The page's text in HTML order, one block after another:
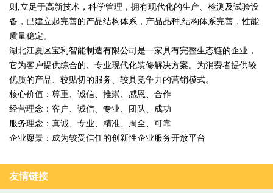
则,立足于高新技术，科学管理，拥有现代化的生产、检测及试验设
备，已建立起完善的产品结构体系，产品品种,结构体系完善，性能
质量稳定。
湖北江夏区宝利智能制造有限公司是一家具有完整生态链的企业，
它为客户提供综合的、专业现代化装修解决方案。为消费者提供较
优质的产品、较贴切的服务、较具竞争力的营销模式。
核心价值：尊重、诚信、推崇、感恩、合作
经营理念：客户、诚信、专业、团队、成功
服务理念：真诚、专业、精准、周全、可靠
企业愿景：成为较受信任的创新性企业服务开放平台
友情链接